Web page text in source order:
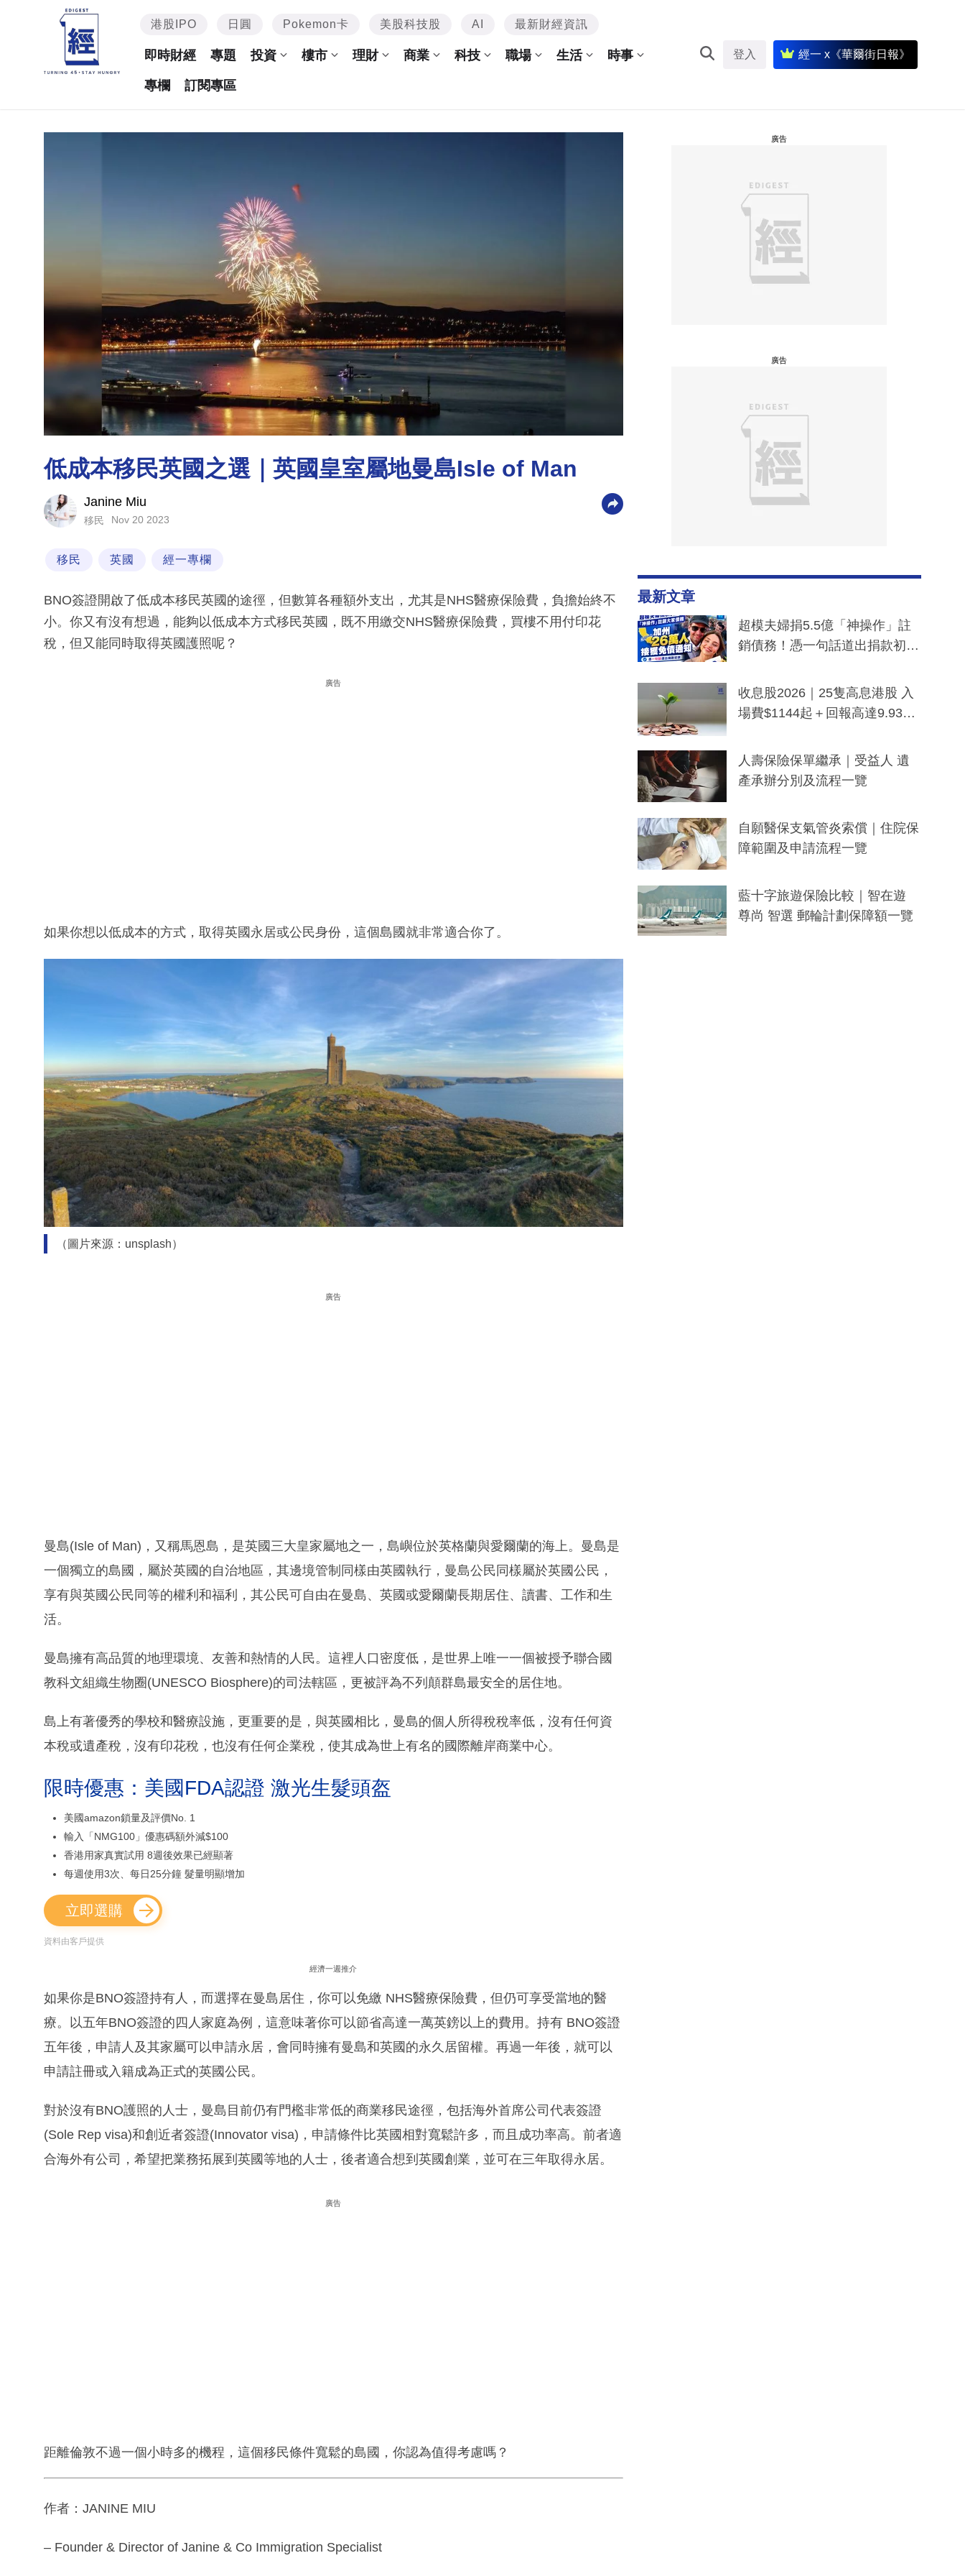
港股IPO 日圓 Pokemon卡 美股科技股 AI 最新財經資訊
即時財經 專題 投資 樓市 理財 商業 科技 職場 生活 時事
專欄 訂閱專區
登入 經一 x《華爾街日報》
低成本移民英國之選｜英國皇室屬地曼島Isle of Man
Janine Miu
移民 Nov 20 2023
移民 英國 經一專欄
BNO簽證開啟了低成本移民英國的途徑，但數算各種額外支出，尤其是NHS醫療保險費，負擔始終不
小。你又有沒有想過，能夠以低成本方式移民英國，既不用繳交NHS醫療保險費，買樓不用付印花
稅，但又能同時取得英國護照呢？
廣告
如果你想以低成本的方式，取得英國永居或公民身份，這個島國就非常適合你了。
（圖片來源：unsplash）
廣告
曼島(Isle of Man)，又稱馬恩島，是英國三大皇家屬地之一，島嶼位於英格蘭與愛爾蘭的海上。曼島是
一個獨立的島國，屬於英國的自治地區，其邊境管制同樣由英國執行，曼島公民同樣屬於英國公民，
享有與英國公民同等的權利和福利，其公民可自由在曼島、英國或愛爾蘭長期居住、讀書、工作和生
活。
曼島擁有高品質的地理環境、友善和熱情的人民。這裡人口密度低，是世界上唯一一個被授予聯合國
教科文組織生物圈(UNESCO Biosphere)的司法轄區，更被評為不列顛群島最安全的居住地。
島上有著優秀的學校和醫療設施，更重要的是，與英國相比，曼島的個人所得稅稅率低，沒有任何資
本稅或遺產稅，沒有印花稅，也沒有任何企業稅，使其成為世上有名的國際離岸商業中心。
限時優惠：美國FDA認證 激光生髮頭盔
美國amazon鎖量及評價No. 1
輸入「NMG100」優惠碼額外減$100
香港用家真實試用 8週後效果已經顯著
每週使用3次、每日25分鐘 髮量明顯增加
立即選購
資料由客戶提供
經濟一週推介
如果你是BNO簽證持有人，而選擇在曼島居住，你可以免繳 NHS醫療保險費，但仍可享受當地的醫
療。以五年BNO簽證的四人家庭為例，這意味著你可以節省高達一萬英鎊以上的費用。持有 BNO簽證
五年後，申請人及其家屬可以申請永居，會同時擁有曼島和英國的永久居留權。再過一年後，就可以
申請註冊或入籍成為正式的英國公民。
對於沒有BNO護照的人士，曼島目前仍有門檻非常低的商業移民途徑，包括海外首席公司代表簽證
(Sole Rep visa)和創近者簽證(Innovator visa)，申請條件比英國相對寬鬆許多，而且成功率高。前者適
合海外有公司，希望把業務拓展到英國等地的人士，後者適合想到英國創業，並可在三年取得永居。
廣告
距離倫敦不過一個小時多的機程，這個移民條件寬鬆的島國，你認為值得考慮嗎？
作者：JANINE MIU
– Founder & Director of Janine & Co Immigration Specialist
廣告
廣告
最新文章
超模夫婦捐5.5億「神操作」註
銷債務！憑一句話道出捐款初
一度被誤當詐騙手段
收息股2026｜25隻高息港股 入
場費$1144起＋回報高達9.93
人壽保險保單繼承｜受益人 遺
產承辦分別及流程一覽
自願醫保支氣管炎索償｜住院保
障範圍及申請流程一覽
藍十字旅遊保險比較｜智在遊
尊尚 智選 郵輪計劃保障額一覽